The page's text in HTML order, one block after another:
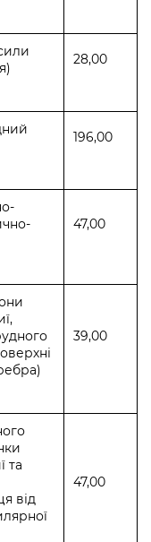
28,00
196,00
47,00
39,00
та
від
47,00